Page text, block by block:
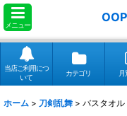
メニュー
当店ご利用につ
いて
カテゴリ
ホーム > 刀剣乱舞 > バスタオル